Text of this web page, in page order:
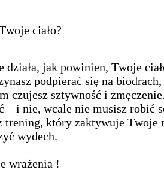
ciało?
działa, jak powinien, Twoje
podpierać się na
czujesz sztywność i
– i nie, wcale nie musisz robić
trening, który zaktywuje Twoje
wydech.
wrażenia !